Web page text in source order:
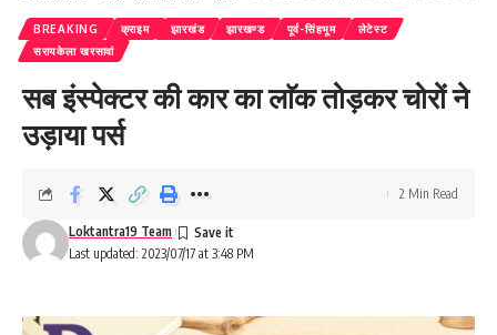
BREAKING क्राइम झारखंड झारखण्ड पूर्व-सिंहभूम
लेटेस्ट
सरायकेला खरसावां
सब इंस्पेक्टर की कार का लाॅक तोड़कर चोरों ने
उड़ाया पर्स
Last updated: 2023/07/17 at 3:48 PM
Loktantra19 Team
2 Min Read